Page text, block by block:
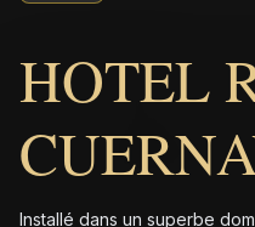
HOTEL
Installé dans un superbe